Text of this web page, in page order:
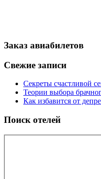
Заказ авиабилетов
Свежие записи
Секреты счастливой
Теории выбора
Как избавится от
Поиск отелей